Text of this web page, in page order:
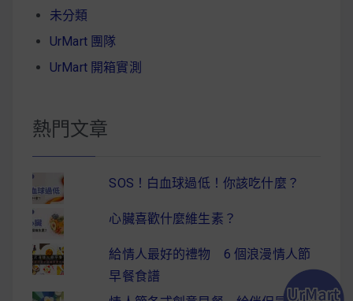
未分類
UrMart 團隊
UrMart 開箱實測
熱門文章
SOS！白血球過低！你該吃什麼？
心臟喜歡什麼維生素？
給情人最好的禮物 6 個浪漫情人節
早餐食譜